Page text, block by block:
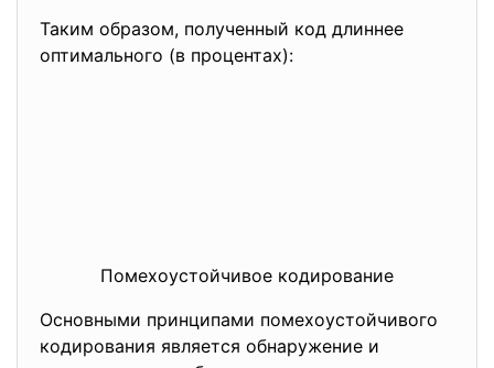
Таким образом, полученный код длиннее
оптимального (в процентах):
Помехоустойчивое кодирование
Основными принципами помехоустойчивого
кодирования является обнаружение и